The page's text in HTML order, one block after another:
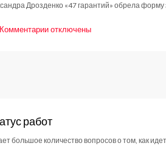
дом
Дрозденко «47 гарантий» обрела форму
Комментариикотключены
работ
большое количество вопросов о том, как